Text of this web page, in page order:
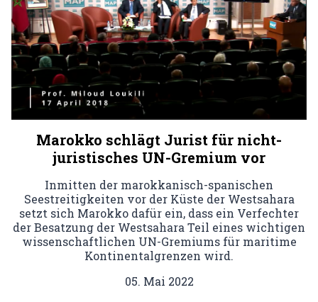
Marokko schlägt Jurist für nicht-
juristisches UN-Gremium vor
Inmitten der marokkanisch-spanischen
Seestreitigkeiten vor der Küste der Westsahara
setzt sich Marokko dafür ein, dass ein Verfechter
der Besatzung der Westsahara Teil eines wichtigen
wissenschaftlichen UN-Gremiums für maritime
Kontinentalgrenzen wird.
05. Mai 2022